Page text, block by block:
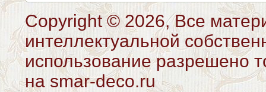
Copyright © 2026, Все
интеллектуальной
использование разрешено
на smar-deco.ru